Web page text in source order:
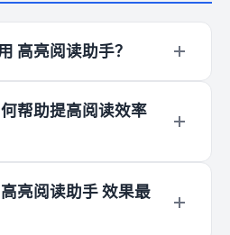
高亮阅读助手？
之后在任意网页点击 高亮
高亮的词即可。也可以直
右键选择“高亮显示...”，这
会更快捷。
帮助提高阅读效率
觉直觉”。高亮阅读助手 让
级任务中解脱出来，释放带
亮阅读助手 效果最